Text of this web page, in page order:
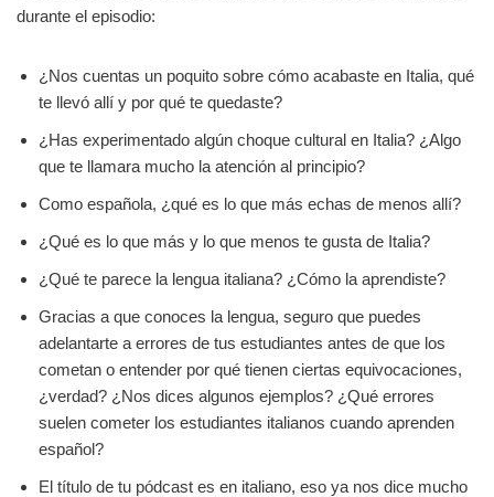
durante el episodio:
¿Nos cuentas un poquito sobre cómo acabaste en Italia, qué
te llevó allí y por qué te quedaste?
¿Has experimentado algún choque cultural en Italia? ¿Algo
que te llamara mucho la atención al principio?
Como española, ¿qué es lo que más echas de menos allí?
¿Qué es lo que más y lo que menos te gusta de Italia?
¿Qué te parece la lengua italiana? ¿Cómo la aprendiste?
Gracias a que conoces la lengua, seguro que puedes
adelantarte a errores de tus estudiantes antes de que los
cometan o entender por qué tienen ciertas equivocaciones,
¿verdad? ¿Nos dices algunos ejemplos? ¿Qué errores
suelen cometer los estudiantes italianos cuando aprenden
español?
El título de tu pódcast es en italiano, eso ya nos dice mucho